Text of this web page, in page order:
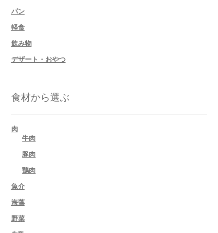
パン
軽食
飲み物
デザート・おやつ
食材から選ぶ
肉
牛肉
豚肉
鶏肉
魚介
海藻
野菜